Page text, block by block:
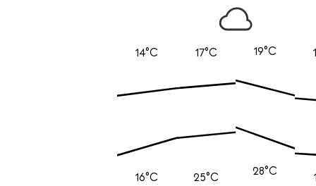
14°C
16°C
17°C
25°C
19°C
28°C